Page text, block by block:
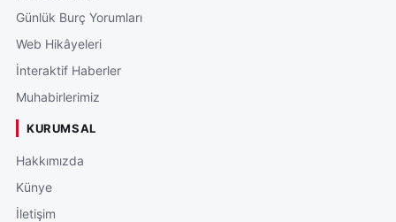
Günlük Burç Yorumları
Web Hikâyeleri
İnteraktif Haberler
Muhabirlerimiz
KURUMSAL
Hakkımızda
Künye
İletişim